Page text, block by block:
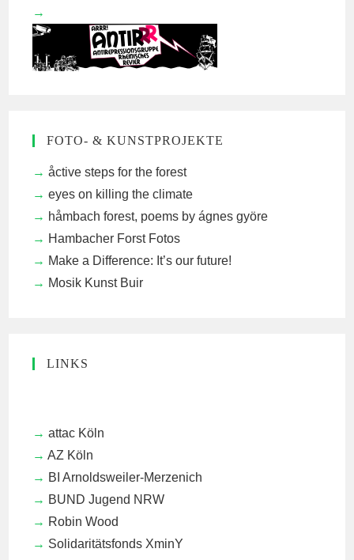
FOTO- & KUNSTPROJEKTE
åctive steps for the forest
eyes on killing the climate
håmbach forest, poems by ágnes györe
Hambacher Forst Fotos
Make a Difference: It’s our future!
Mosik Kunst Buir
LINKS
attac Köln
AZ Köln
BI Arnoldsweiler-Merzenich
BUND Jugend NRW
Robin Wood
Solidaritätsfonds XminY